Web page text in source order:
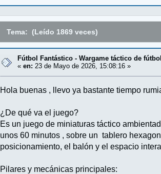
Tema: (Leído 1869 veces)
Fútbol Fantástico - Wargame táctico de
«en: 23 de Mayo de 2026, 15:08:16 »
Hola buenas , llevo ya bastante tiempo
¿De qué va el juego?
Es un juego de miniaturas táctico
unos 60 minutos , sobre un tablero
posicionamiento, el balón y el espacio
Pilares y mecánicas principales: